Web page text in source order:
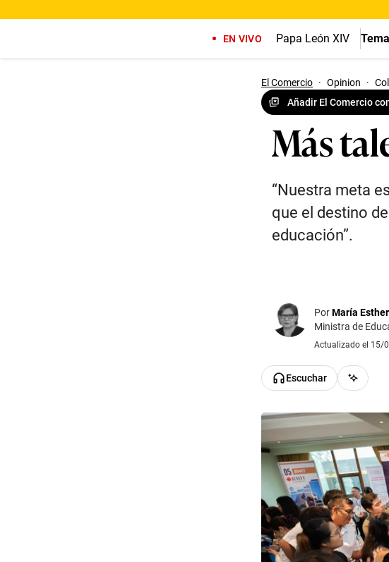
EN VIVO Papa León XIV
El Comercio · Opinion ·
Añadir El Comercio
Más
“Nuestra meta
que el destino
educación”.
PorMaría
Ministra de
Actualizado el 15/
Escuchar